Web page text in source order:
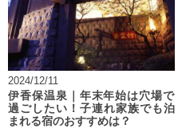
2024/12/11
伊香保温泉｜年末年始は穴場で
過ごしたい！子連れ家族でも泊
まれる宿のおすすめは？